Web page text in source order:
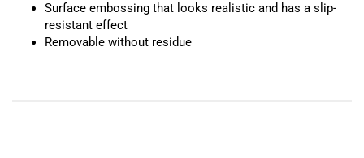
Surface embossing that looks realistic and has a slip-
resistant effect
Removable without residue